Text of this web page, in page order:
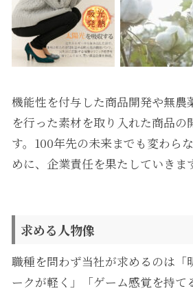
機能性を付与した商品開発や無農
を行った素材を取り入れた商品の
す。100年先の未来までも変わら
めに、企業責任を果たしていきま
求める人物像
職種を問わず当社が求めるのは「
ークが軽く」「ゲーム感覚を持て